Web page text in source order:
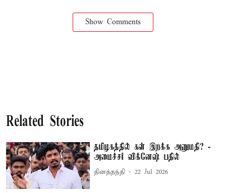
Show Comments
Related Stories
தமிழகத்தில் கள் இறக்க அனுமதி? -
அமைச்சர் விக்னேஷ் பதில்
தினத்தந்தி 22 Jul 2026